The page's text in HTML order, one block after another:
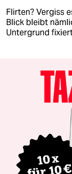
Flirten? Vergiss
Blick bleibt
Untergrund